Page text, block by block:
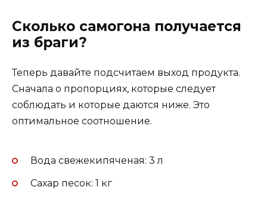
Сколько самогона получается
из браги?
Теперь давайте подсчитаем выход продукта.
Сначала о пропорциях, которые следует
соблюдать и которые даются ниже. Это
оптимальное соотношение.
Вода свежекипяченая: 3 л
Сахар песок: 1 кг